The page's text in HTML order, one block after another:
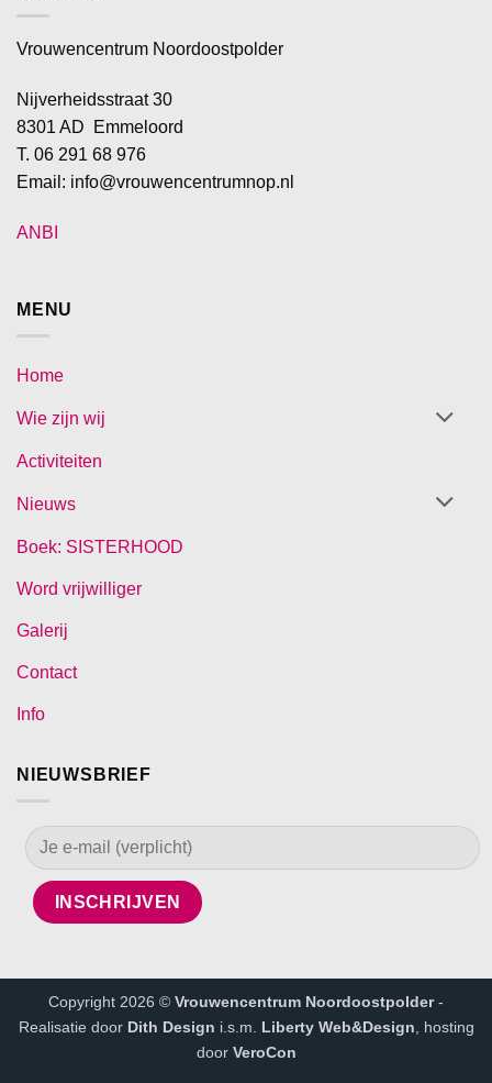
Vrouwencentrum Noordoostpolder
Nijverheidsstraat 30
8301 AD Emmeloord
T. 06 291 68 976
Email: info@vrouwencentrumnop.nl
ANBI
MENU
Home
Wie zijn wij
Activiteiten
Nieuws
Boek: SISTERHOOD
Word vrijwilliger
Galerij
Contact
Info
NIEUWSBRIEF
Copyright 2026 © Vrouwencentrum Noordoostpolder-
Realisatie door Dith Design i.s.m. Liberty Web&Design, hosting
door VeroCon